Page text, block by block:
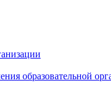
образовательной